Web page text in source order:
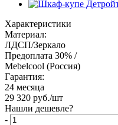
Характеристики
Материал:
ЛДСП/Зеркало
Предоплата 30% /
Mebelcool (Россия)
Гарантия:
24 месяца
29 320 руб./шт
Нашли дешевле?
-